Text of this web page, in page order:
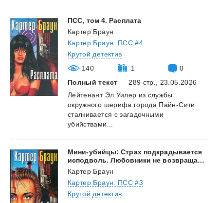
ПСС, том 4. Расплата
Картер Браун
Картер Браун. ПСС #4
Крутой детектив
140
1
0
Полный текст — 289 стр., 23.05.2026
Лейтенант Эл Уилер из службы
окружного шерифа города Пайн-Сити
сталкивается с загадочными
убийствами...
Мини-убийцы: Страх подкрадывается
исподволь. Любовники не возвращаются. Поймаймне птицу Феникс. Мини-убийцы.
Картер Браун
Картер Браун. ПСС #3
Крутой детектив